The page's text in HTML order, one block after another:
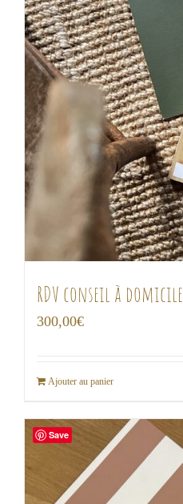
RDV conseil à domicile
300,00€
Ajouter au panier
Save